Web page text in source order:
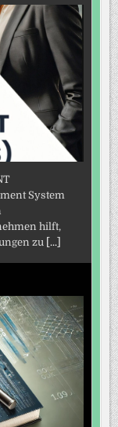
System
hilft,
zu
[...]